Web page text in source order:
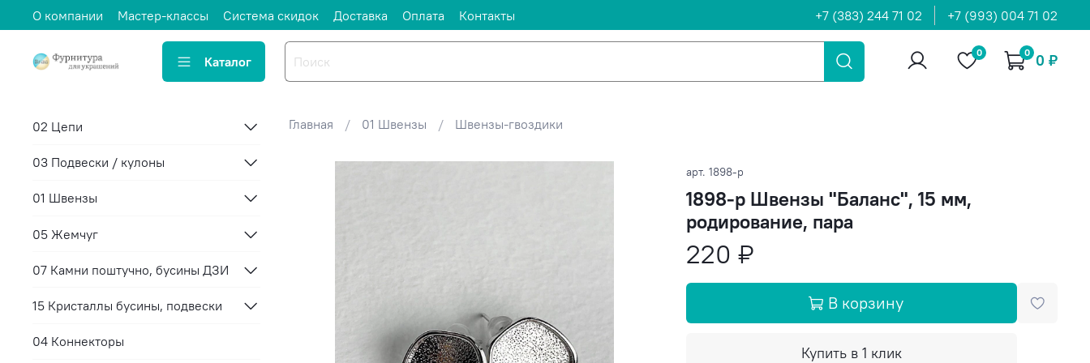
О компании Мастер-классы Система скидок Доставка Оплата Контакты +7 (383) 244 71 02 +7 (993) 004 71 02
Каталог
0 0 0 ₽
Главная 01 Швензы Швензы-гвоздики
арт. 1898-р
1898-р Швензы "Баланс", 15 мм,
родирование, пара
220 ₽
В корзину
Купить в 1 клик
02 Цепи
03 Подвески / кулоны
01 Швензы
05 Жемчуг
07 Камни поштучно, бусины ДЗИ
15 Кристаллы бусины, подвески
04 Коннекторы